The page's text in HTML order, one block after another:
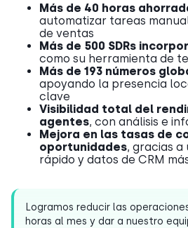
Más de 40 horas
automatizar tareas
de ventas
Más de 500 SDRs
como su herramienta de
Más de 193 números
apoyando la presencia
clave
Visibilidad total del
agentes, con análisis e
Mejora en las tasas de
oportunidades, gracias a
rápido y datos de CRM
Logramos reducir las
horas al mes y dar a nuestro